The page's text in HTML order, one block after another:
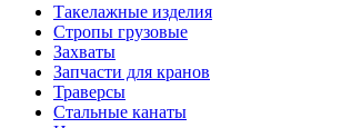
Такелажные изделия
Стропы грузовые
Захваты
Запчасти для кранов
Траверсы
Стальные канаты